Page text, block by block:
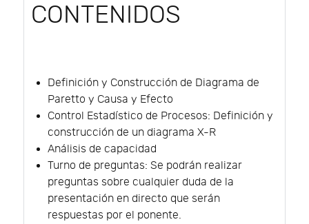
CONTENIDOS
Definición y Construcción de Diagrama de
Paretto y Causa y Efecto
Control Estadístico de Procesos: Definición y
construcción de un diagrama X-R
Análisis de capacidad
Turno de preguntas: Se podrán realizar
preguntas sobre cualquier duda de la
presentación en directo que serán
respuestas por el ponente.